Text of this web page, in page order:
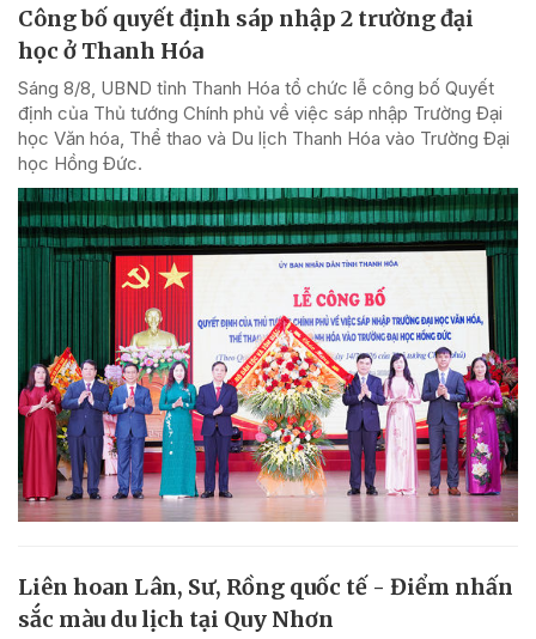
Công bố quyết định sáp nhập 2 trường đại
học ở Thanh Hóa
Sáng 8/8, UBND tỉnh Thanh Hóa tổ chức lễ công bố Quyết
định của Thủ tướng Chính phủ về việc sáp nhập Trường Đại
học Văn hóa, Thể thao và Du lịch Thanh Hóa vào Trường Đại
học Hồng Đức.
Liên hoan Lân, Sư, Rồng quốc tế - Điểm nhấn
sắc màu du lịch tại Quy Nhơn